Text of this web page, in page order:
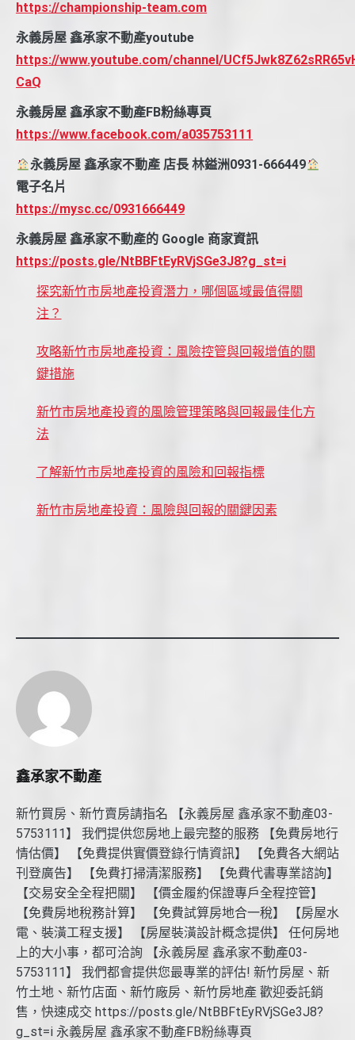
https://championship-team.com
永義房屋 鑫承家不動產youtube
https://www.youtube.com/channel/
CaQ
永義房屋 鑫承家不動產FB粉絲專頁
https://www.facebook.com/a035753111
永義房屋 鑫承家不動產 店長 林鎰洲0931-666449
電子名片
https://mysc.cc/0931666449
永義房屋 鑫承家不動產的 Google 商家資訊
https://posts.gle/NtBBFtEyRVjSGe3J8?g_st=i
探究新竹市房地產投資潛力，哪個區域最值得關
注？
攻略新竹市房地產投資：風險控管與回報增值的關
鍵措施
新竹市房地產投資的風險管理策略與回報最佳化方
法
了解新竹市房地產投資的風險和回報指標
新竹市房地產投資：風險與回報的關鍵因素
鑫承家不動產
新竹買房、新竹賣房請指名 【永義房屋 鑫承家不動產03-
5753111】 我們提供您房地上最完整的服務 【免費房地行
情估價】 【免費提供實價登錄行情資訊】 【免費各大網站
刊登廣告】 【免費打掃清潔服務】 【免費代書專業諮詢】
【交易安全全程把關】 【價金履約保證專戶全程控管】
【免費房地稅務計算】 【免費試算房地合一稅】 【房屋水
電、裝潢工程支援】 【房屋裝潢設計概念提供】 任何房地
上的大小事，都可洽詢 【永義房屋 鑫承家不動產03-
5753111】 我們都會提供您最專業的評估! 新竹房屋、新
竹土地、新竹店面、新竹廠房、新竹房地產 歡迎委託銷
售，快速成交 https://posts.gle/NtBBFtEyRVjSGe3J8?
g_st=i 永義房屋 鑫承家不動產FB粉絲專頁